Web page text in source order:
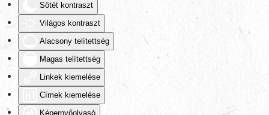
Sötét kontraszt
Világos kontraszt
Alacsony telítettség
Magas telítettség
Linkek kiemelése
Címek kiemelése
Képernyőolvasó